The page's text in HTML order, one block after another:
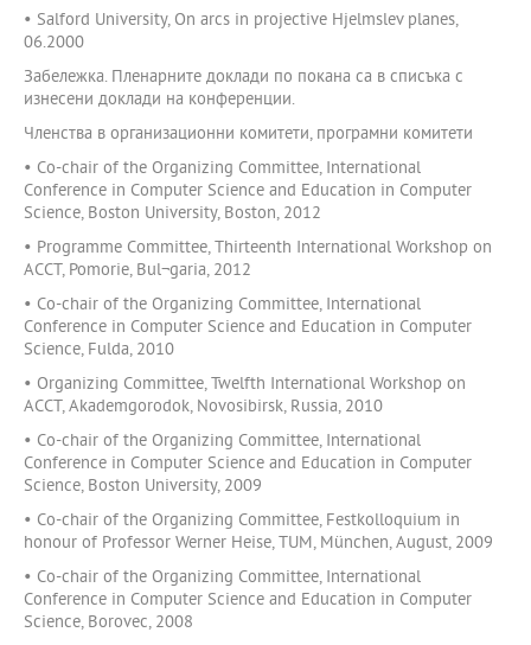
• Salford University, On arcs in projective Hjelmslev planes,
06.2000
Забележка. Пленарните доклади по покана са в списъка с
изнесени доклади на конференции.
Членства в организационни комитети, програмни комитети
• Co-chair of the Organizing Committee, International
Conference in Computer Science and Education in Computer
Science, Boston University, Boston, 2012
• Programme Committee, Thirteenth International Workshop on
ACCT, Pomorie, Bul¬garia, 2012
• Co-chair of the Organizing Committee, International
Conference in Computer Science and Education in Computer
Science, Fulda, 2010
• Organizing Committee, Twelfth International Workshop on
ACCT, Akademgorodok, Novosibirsk, Russia, 2010
• Co-chair of the Organizing Committee, International
Conference in Computer Science and Education in Computer
Science, Boston University, 2009
• Co-chair of the Organizing Committee, Festkolloquium in
honour of Professor Werner Heise, TUM, München, August, 2009
• Co-chair of the Organizing Committee, International
Conference in Computer Science and Education in Computer
Science, Borovec, 2008